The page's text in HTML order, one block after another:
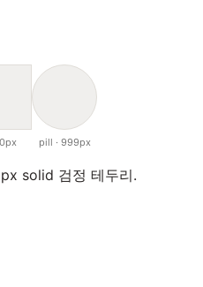
pill · 999px
solid 검정 테두리.